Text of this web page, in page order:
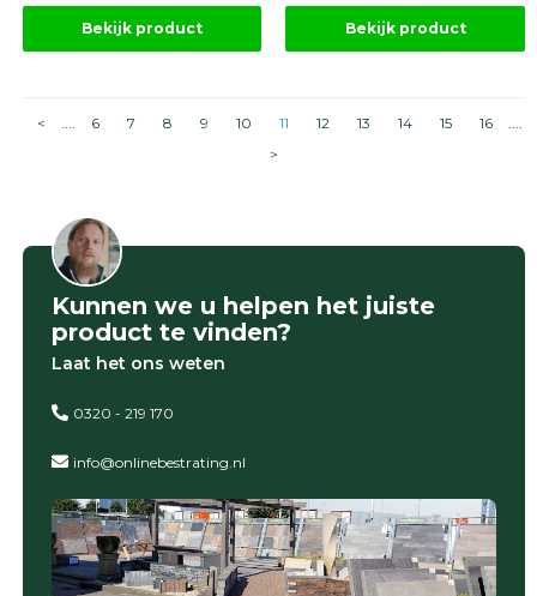
Bekijk product Bekijk product
< .... 6 7 8 9 10 11 12 13 14 15 16
....
>
Kunnen we u helpen het juiste
product te vinden?
Laat het ons weten
0320 - 219 170
info@onlinebestrating.nl